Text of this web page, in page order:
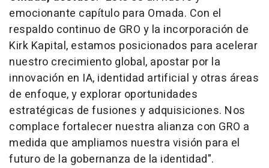
emocionante capítulo para Omada. Con el
respaldo continuo de GRO y la incorporación de
Kirk Kapital, estamos posicionados para acelerar
nuestro crecimiento global, apostar por la
innovación en IA, identidad artificial y otras áreas
de enfoque, y explorar oportunidades
estratégicas de fusiones y adquisiciones. Nos
complace fortalecer nuestra alianza con GRO a
medida que ampliamos nuestra visión para el
futuro de la gobernanza de la identidad".